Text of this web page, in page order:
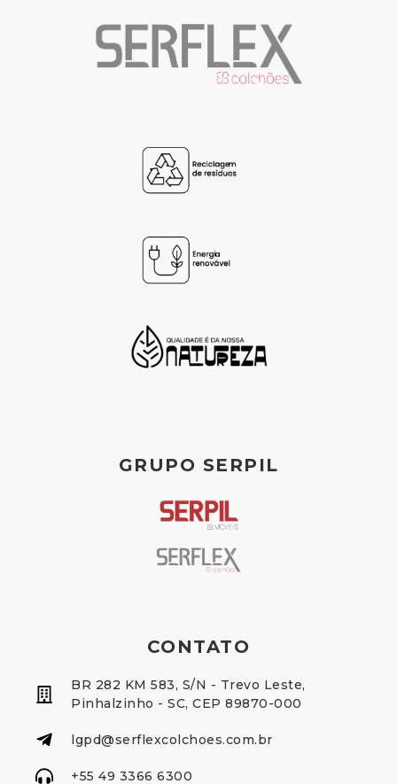
GRUPO SERPIL
CONTATO
BR 282 KM 583, S/N - Trevo Leste,
Pinhalzinho - SC, CEP 89870-000
lgpd@serflexcolchoes.com.br
+55 49 3366 6300